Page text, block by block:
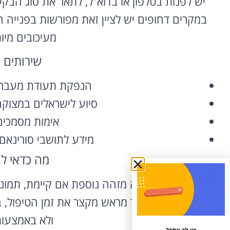
במקרים דחופים יש לציין זאת מפורשות
מעיכובים
הנפקת תעודת מעבר
סיוע לישראלים
אימות מסמכים
מידע לתושבי
מה כדאי
מומלץ להכין תעודה מזהה נוספת אם קיימת,
רלוונטי. ריכוז החומר מראש מקצר את זמן
ולא